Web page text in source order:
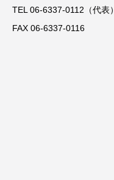
TEL 06-6337-0112（代表）
FAX 06-6337-0116